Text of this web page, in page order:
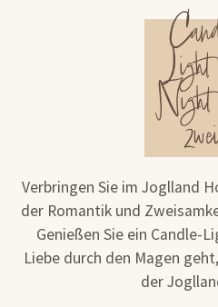
Verbringen Sie im Joglland
der Romantik und
Genießen Sie ein Candle-
Liebe durch den Magen
der